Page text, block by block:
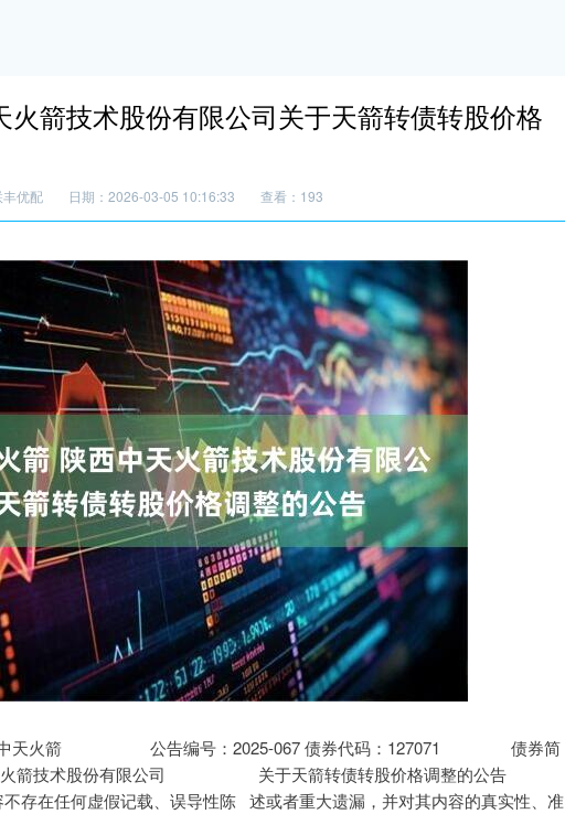
箭技术股份有限公司关于天箭转债转股价格
丰优配 日期：2026-03-05 10:16:33 查看：193
天火箭 公告编号：2025-067 债券代码：127071 债券简
术股份有限公司 关于天箭转债转股价格调整的公告
存在任何虚假记载、误导性陈 述或者重大遗漏，并对其内容的真实性、准
200.89 1.42% 沪深300 4694.44 43.13